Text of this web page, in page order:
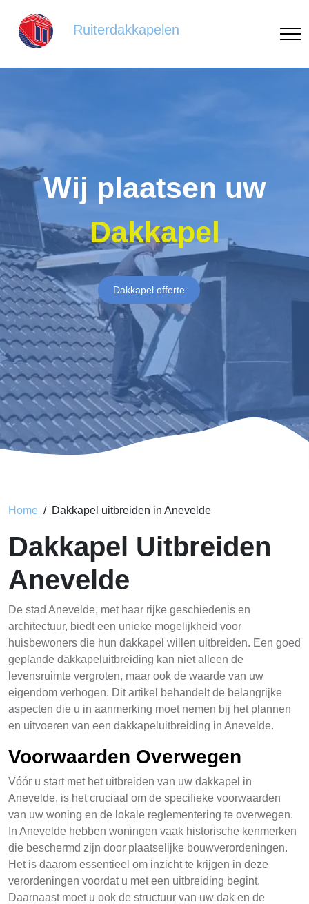
Ruiterdakkapelen
Wij plaatsen uw
Dakkapel
Dakkapel offerte
Home Dakkapel uitbreiden in Anevelde
Dakkapel Uitbreiden
Anevelde
De stad Anevelde, met haar rijke geschiedenis en
architectuur, biedt een unieke mogelijkheid voor
huisbewoners die hun dakkapel willen uitbreiden. Een goed
geplande dakkapeluitbreiding kan niet alleen de
levensruimte vergroten, maar ook de waarde van uw
eigendom verhogen. Dit artikel behandelt de belangrijke
aspecten die u in aanmerking moet nemen bij het plannen
en uitvoeren van een dakkapeluitbreiding in Anevelde.
Voorwaarden Overwegen
Vóór u start met het uitbreiden van uw dakkapel in
Anevelde, is het cruciaal om de specifieke voorwaarden
van uw woning en de lokale reglementering te overwegen.
In Anevelde hebben woningen vaak historische kenmerken
die beschermd zijn door plaatselijke bouwverordeningen.
Het is daarom essentieel om inzicht te krijgen in deze
verordeningen voordat u met een uitbreiding begint.
Daarnaast moet u ook de structuur van uw dak en de